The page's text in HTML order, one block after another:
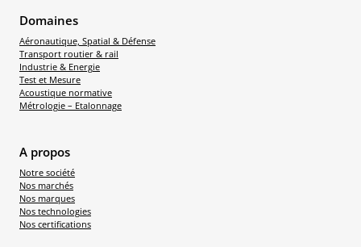
Domaines
Aéronautique, Spatial & Défense
Transport routier & rail
Industrie & Energie
Test et Mesure
Acoustique normative
Métrologie – Etalonnage
A propos
Notre société
Nos marchés
Nos marques
Nos technologies
Nos certifications